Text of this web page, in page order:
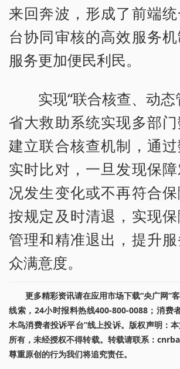
来回奔波，形成了前端
台协同审核的高效服务
服务更加便民利民。
实现“联合核查、动态
省大救助系统实现多部门
建立联合核查机制，通
实时比对，一旦发现保
况发生变化或不再符合保
按规定及时清退，实现
管理和精准退出，提升
众满意度。
更多精彩资讯请在应用市场下载“央广网”
线索，24小时报料热线400-800-0088；消费
木鸟消费者投诉平台”线上投诉。版权声明：
所有，未经授权不得转载。转载请联系：
尊重原创的行为我们将追究责任。